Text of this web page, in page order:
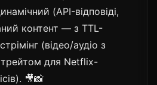
(API-відповіді,
контент — з TTL-
(відео/аудіо з
для Netflix-
🎥📸